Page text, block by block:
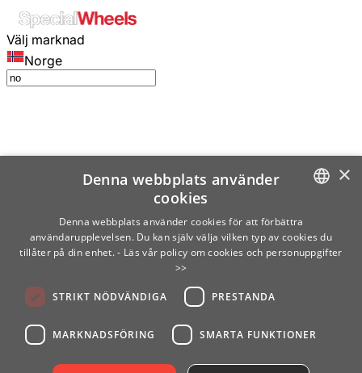
Välj marknad
Norge
SWEDISH
×
Denna webbplats använder
cookies
Denna webbplats använder cookies för att förbättra
användarupplevelsen. Du kan själv välja vilken typ av cookies du
tillåter på din enhet. - Läs vår policy om cookies och personuppgifter
>>
STRIKT NÖDVÄNDIGA PRESTANDA
MARKNADSFÖRING SMARTA FUNKTIONER